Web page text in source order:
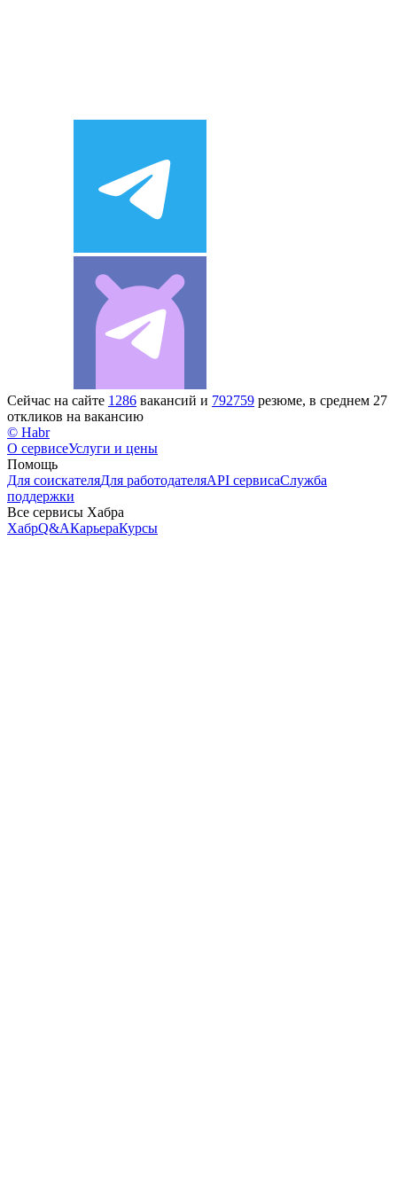
Сейчас на сайте 1286 вакансий и 792759 резюме, в среднем 27
откликов на вакансию
© Habr
О сервисеУслуги и цены
Помощь
Для соискателяДля работодателяAPI сервисаСлужба
поддержки
Все сервисы Хабра
ХабрQ&AКарьераКурсы